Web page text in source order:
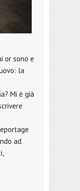
or sono e
la
Mi è già
ad